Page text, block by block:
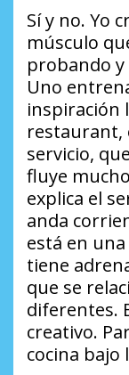
Sí y no. Yo
músculo
probando
Uno
inspiración
restaurant,
servicio,
fluye
explica el
anda
está en
tiene
que se
diferentes.
creativo.
cocina